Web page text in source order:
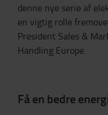
denne nye serie af
en vigtig rolle
President Sales &
Handling Europe.
Få en bedre